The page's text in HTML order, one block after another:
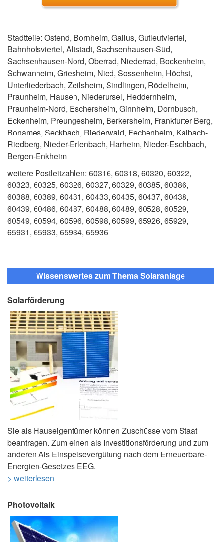
Stadtteile: Ostend, Bornheim, Gallus, Gutleutviertel,
Bahnhofsviertel, Altstadt, Sachsenhausen-Süd,
Sachsenhausen-Nord, Oberrad, Niederrad, Bockenheim,
Schwanheim, Griesheim, Nied, Sossenheim, Höchst,
Unterliederbach, Zeilsheim, Sindlingen, Rödelheim,
Praunheim, Hausen, Niederursel, Heddernheim,
Praunheim-Nord, Eschersheim, Ginnheim, Dornbusch,
Eckenheim, Preungesheim, Berkersheim, Frankfurter Berg,
Bonames, Seckbach, Riederwald, Fechenheim, Kalbach-
Riedberg, Nieder-Erlenbach, Harheim, Nieder-Eschbach,
Bergen-Enkheim
weitere Postleitzahlen: 60316, 60318, 60320, 60322,
60323, 60325, 60326, 60327, 60329, 60385, 60386,
60388, 60389, 60431, 60433, 60435, 60437, 60438,
60439, 60486, 60487, 60488, 60489, 60528, 60529,
60549, 60594, 60596, 60598, 60599, 65926, 65929,
65931, 65933, 65934, 65936
Wissenswertes zum Thema Solaranlage
Solarförderung
Sie als Hauseigentümer können Zuschüsse vom Staat
beantragen. Zum einen als Investitionsförderung und zum
anderen Als Einspeisevergütung nach dem Erneuerbare-
Energien-Gesetzes EEG.
> weiterlesen
Photovoltaik